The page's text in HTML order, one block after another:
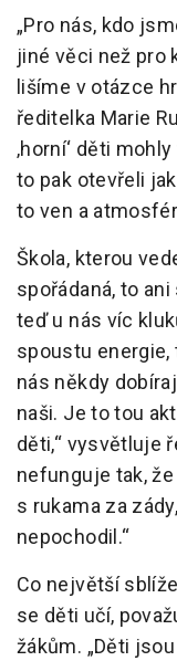
„Pro nás, kdo
jiné věci než pro
lišíme v otázce
ředitelka Marie
‚horní‘ děti
to pak otevřeli
to ven a
Škola, kterou
spořádaná, to
teď u nás víc
spoustu
nás někdy
naši. Je to tou
děti,“ vysvětluje
nefunguje tak,
s rukama za
nepochodil.“
Co největší
se děti učí,
žákům. „Děti